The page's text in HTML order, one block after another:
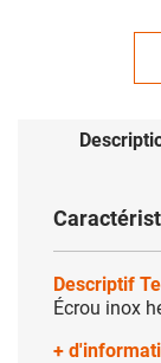
Descriptif
Écrou inox
+